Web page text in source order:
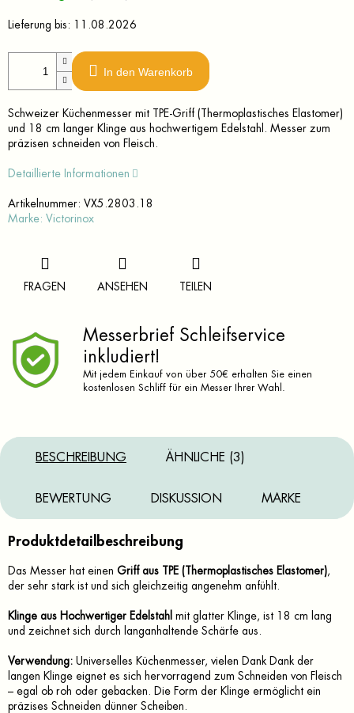
Lieferung bis: 11.08.2026
In den Warenkorb
Schweizer Küchenmesser mit TPE-Griff (Thermoplastisches Elastomer)
und 18 cm langer Klinge aus hochwertigem Edelstahl. Messer zum
präzisen schneiden von Fleisch.
Detaillierte Informationen
Artikelnummer: VX5.2803.18
Marke: Victorinox
FRAGEN ANSEHEN TEILEN
Messerbrief Schleifservice
inkludiert!
Mit jedem Einkauf von über 50€ erhalten Sie einen
kostenlosen Schliff für ein Messer Ihrer Wahl.
BESCHREIBUNG ÄHNLICHE (3)
BEWERTUNG DISKUSSION MARKE
Produktdetailbeschreibung
Das Messer hat einen Griff aus TPE (Thermoplastisches Elastomer),
der sehr stark ist und sich gleichzeitig angenehm anfühlt.
Klinge aus Hochwertiger Edelstahl mit glatter Klinge, ist 18 cm lang
und zeichnet sich durch langanhaltende Schärfe aus.
Verwendung: Universelles Küchenmesser, vielen Dank Dank der
langen Klinge eignet es sich hervorragend zum Schneiden von Fleisch
– egal ob roh oder gebacken. Die Form der Klinge ermöglicht ein
präzises Schneiden dünner Scheiben.